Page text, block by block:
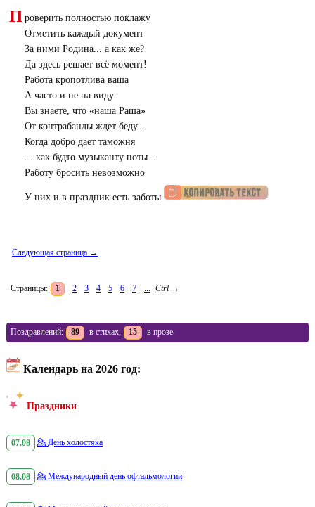
П роверить полностью поклажу
Отметить каждый документ
За ними Родина... а как же?
Да здесь решает всё момент!
Работа кропотлива ваша
А часто и не на виду
Вы знаете, что «наша Раша»
От контрабанды ждет беду...
Когда добро дает таможня
... как будто музыканту ноты...
Работу бросить невозможно
У них и в праздник есть заботы
Следующая страница →
Страницы: 1 2 3 4 5 6 7 ... Ctrl →
Поздравлений: 89 в стихах, 15 в прозе.
Календарь на 2026 год:
Праздники
07.08 💁 День холостяка
08.08 💁 Международный день офтальмологии